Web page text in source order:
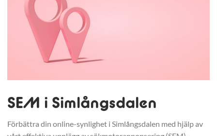
SEM i Simlångsdalen
Förbättra din online-synlighet i Simlångsdalen med hjälp av